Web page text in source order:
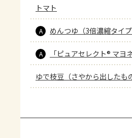
トマト
A めんつゆ（3倍濃縮タイプ
A 「ピュアセレクト® マヨ
ゆで枝豆（さやから出したも